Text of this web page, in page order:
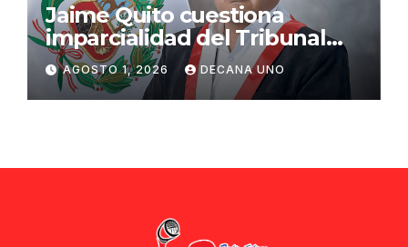
Jaime Quito cuestiona
imparcialidad del Tribunal
Constitucional tras liberación
de Ollanta Humala
AGOSTO 1, 2026 DECANA UNO